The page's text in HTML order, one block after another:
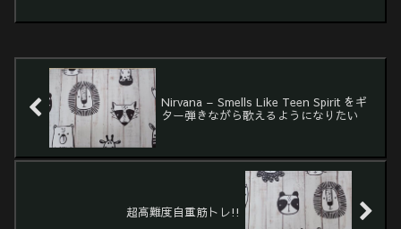
も成分も違うようです。うま味調味料っ
Nirvana – Smells Like Teen Spirit をギ
ター弾きながら歌えるようになりたい
超高難度自重筋トレ!!